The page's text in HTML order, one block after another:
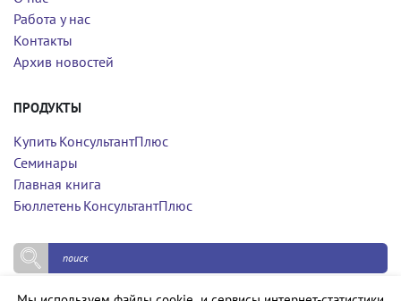
Работа у нас
Контакты
Архив новостей
ПРОДУКТЫ
Купить КонсультантПлюс
Семинары
Главная книга
Бюллетень КонсультантПлюс